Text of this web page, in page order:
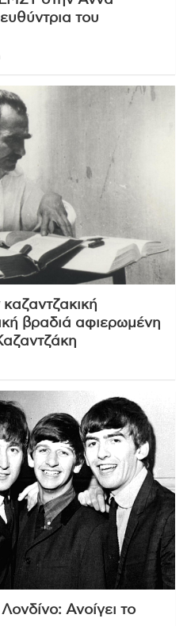
του
βραδιά αφιερωμένη
Ανοίγει το